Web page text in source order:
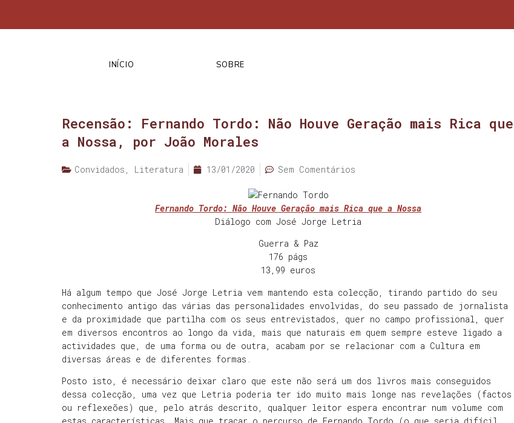
INÍCIO SOBRE
Recensão: Fernando Tordo: Não Houve Geração mais Rica que
a Nossa, por João Morales
Convidados , Literatura 13/01/2020 Sem Comentários
Fernando Tordo: Não Houve Geração mais Rica que a Nossa
Diálogo com José Jorge Letria
Guerra & Paz
176 págs
13,99 euros
Há algum tempo que José Jorge Letria vem mantendo esta colecção, tirando partido do seu
conhecimento antigo das várias das personalidades envolvidas, do seu passado de jornalista
e da proximidade que partilha com os seus entrevistados, quer no campo profissional, quer
em diversos encontros ao longo da vida, mais que naturais em quem sempre esteve ligado a
actividades que, de uma forma ou de outra, acabam por se relacionar com a Cultura em
diversas áreas e de diferentes formas.
Posto isto, é necessário deixar claro que este não será um dos livros mais conseguidos
dessa colecção, uma vez que Letria poderia ter ido muito mais longe nas revelações (factos
ou reflexeões) que, pelo atrás descrito, qualquer leitor espera encontrar num volume com